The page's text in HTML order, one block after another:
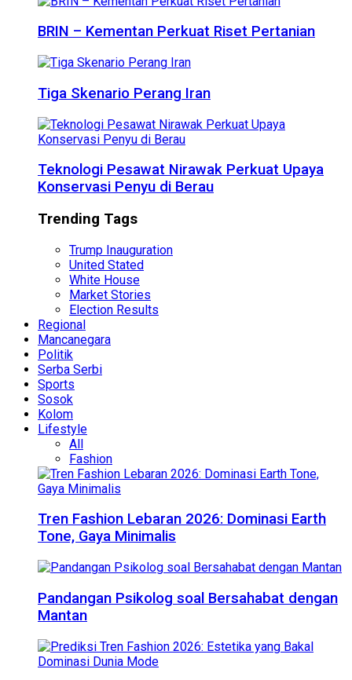
BRIN – Kementan Perkuat Riset Pertanian
Tiga Skenario Perang Iran
Teknologi Pesawat Nirawak Perkuat Upaya
Konservasi Penyu di Berau
Trending Tags
Trump Inauguration
United Stated
White House
Market Stories
Election Results
Regional
Mancanegara
Politik
Serba Serbi
Sports
Sosok
Kolom
Lifestyle
All
Fashion
Tren Fashion Lebaran 2026: Dominasi Earth
Tone, Gaya Minimalis
Pandangan Psikolog soal Bersahabat dengan
Mantan